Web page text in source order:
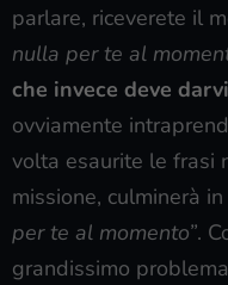
parlare, riceverete il
nulla per te al
che invece deve
ovviamente
volta esaurite le frasi
missione, culminerà
per te al momento”.
grandissimo